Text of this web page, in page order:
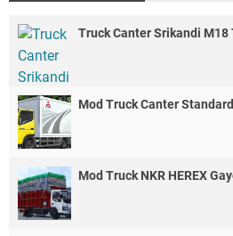
Truck Canter Srikandi M18
Mod Truck Canter
Mod Truck NKR HEREX